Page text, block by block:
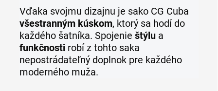
Vďaka svojmu dizajnu je sako CG Cuba
všestranným kúskom, ktorý sa hodí do
každého šatníka. Spojenie štýlu a
funkčnosti robí z tohto saka
nepostrádateľný doplnok pre každého
moderného muža.